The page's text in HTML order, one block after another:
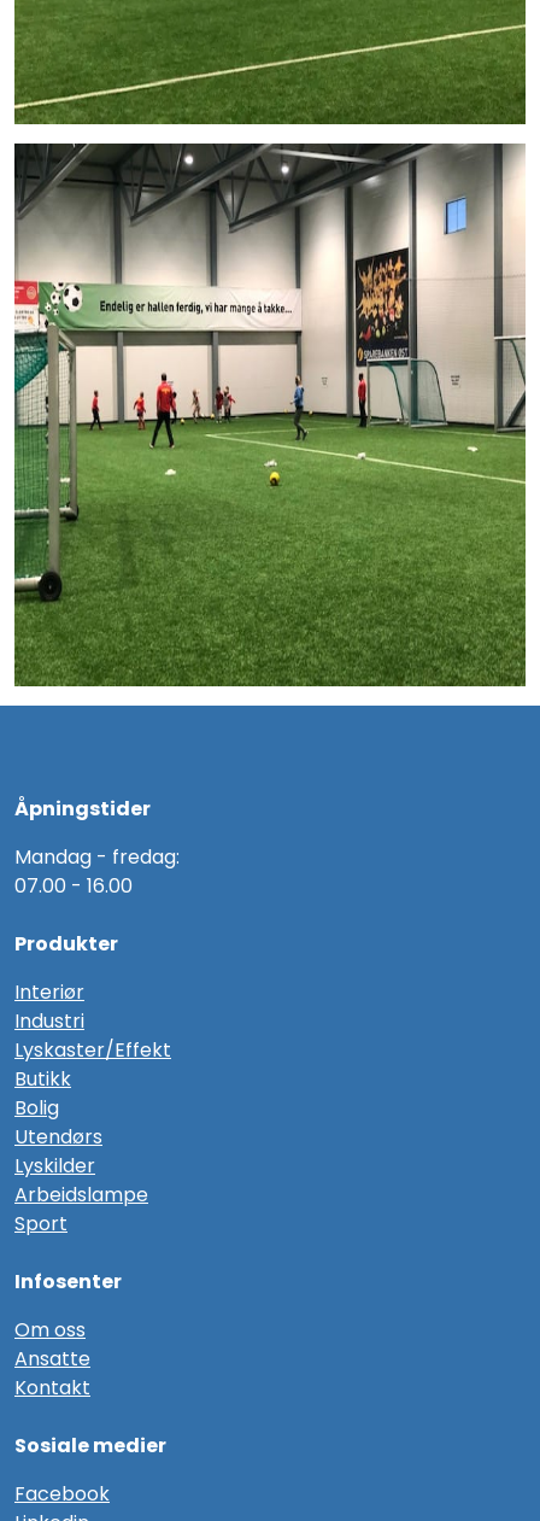
Åpningstider
Mandag - fredag:
07.00 - 16.00
Produkter
Interiør
Industri
Lyskaster/Effekt
Butikk
Bolig
Utendørs
Lyskilder
Arbeidslampe
Sport
Infosenter
Om oss
Ansatte
Kontakt
Sosiale medier
Facebook